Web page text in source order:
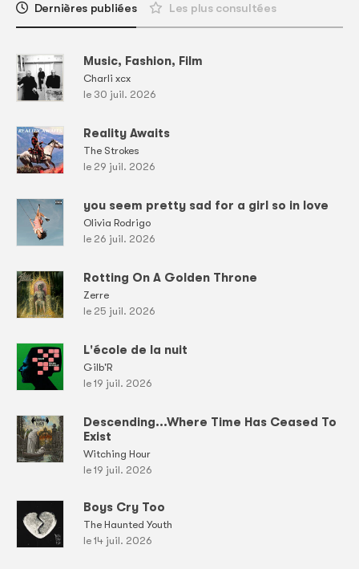
Dernières publiées Les plus consultées
Music, Fashion, Film
Charli xcx
le 30 juil. 2026
Reality Awaits
The Strokes
le 29 juil. 2026
you seem pretty sad for a girl so in love
Olivia Rodrigo
le 26 juil. 2026
Rotting On A Golden Throne
Zerre
le 25 juil. 2026
L'école de la nuit
Gilb'R
le 19 juil. 2026
Descending...Where Time Has Ceased To
Exist
Witching Hour
le 19 juil. 2026
Boys Cry Too
The Haunted Youth
le 14 juil. 2026